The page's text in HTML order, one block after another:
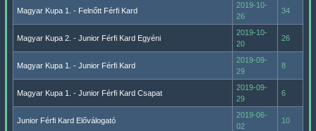
Magyar Kupa 1. - Felnőtt Férfi Kard
2019-10-
26
34
Magyar Kupa 2. - Junior Férfi Kard Egyéni
2019-10-
20
26
Magyar Kupa 1. - Junior Férfi Kard
2019-09-
29
8
Magyar Kupa 1. - Junior Férfi Kard Csapat
2019-09-
29
6
Junior Férfi Kard Előválogató
2019-06-
02
10